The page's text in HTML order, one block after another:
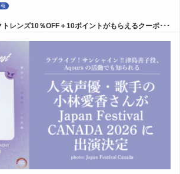
レンズ10％OFF＋10ポイントがもらえるクーポ･･･